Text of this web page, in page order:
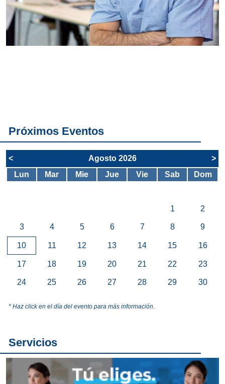
Próximos Eventos
< Agosto 2026
>
Lun
Mar Mie Jue Vie Sab Dom
1 2
3 4 5 6 7 8 9
10 11 12 13 14 15 16
17 18 19 20 21 22 23
24 25 26 27 28 29 30
* Haz click en el día del evento para más información.
Servicios